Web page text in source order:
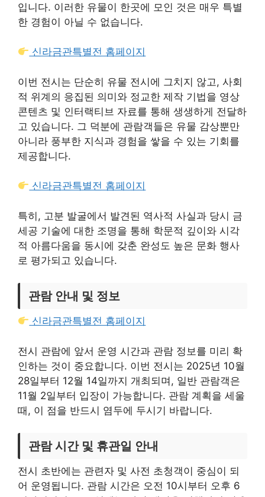
입니다. 이러한 유물이 한곳에 모인 것은 매우 특별
한 경험이 아닐 수 없습니다.
신라금관특별전 홈페이지
이번 전시는 단순히 유물 전시에 그치지 않고, 사회
적 위계의 응집된 의미와 정교한 제작 기법을 영상
콘텐츠 및 인터랙티브 자료를 통해 생생하게 전달하
고 있습니다. 그 덕분에 관람객들은 유물 감상뿐만
아니라 풍부한 지식과 경험을 쌓을 수 있는 기회를
제공합니다.
신라금관특별전 홈페이지
특히, 고분 발굴에서 발견된 역사적 사실과 당시 금
세공 기술에 대한 조명을 통해 학문적 깊이와 시각
적 아름다움을 동시에 갖춘 완성도 높은 문화 행사
로 평가되고 있습니다.
관람 안내 및 정보
신라금관특별전 홈페이지
전시 관람에 앞서 운영 시간과 관람 정보를 미리 확
인하는 것이 중요합니다. 이번 전시는 2025년 10월
28일부터 12월 14일까지 개최되며, 일반 관람객은
11월 2일부터 입장이 가능합니다. 관람 계획을 세울
때, 이 점을 반드시 염두에 두시기 바랍니다.
관람 시간 및 휴관일 안내
전시 초반에는 관련자 및 사전 초청객이 중심이 되
어 운영됩니다. 관람 시간은 오전 10시부터 오후 6